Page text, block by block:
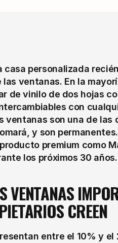
casa personalizada
ventanas. En la
de vinilo de dos hojas
con
ventanas son una de
y son
premium como
los próximos 30 años.
VENTANAS
CREEN
entre el 10% y